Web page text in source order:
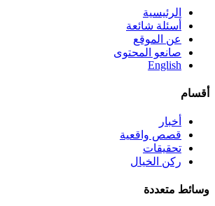
الرئيسية
أسئلة شائعة
عن الموقع
صانعو المحتوى
English
أقسام
أخبار
قصص واقعية
تحقيقات
ركن الخيال
وسائط متعددة